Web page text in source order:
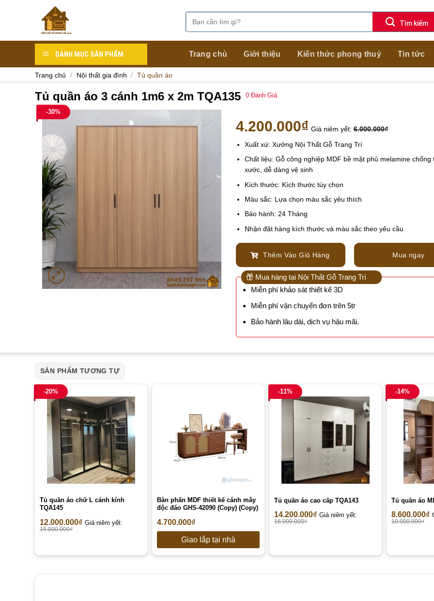
Tìm
kiếm:
DANH MỤC SẢN PHẨM Trang chủ Giới thiệu Kiến thức phong thuỷ Tin tức
Trang chủ / Nội thất gia đình / Tủ quần áo
Tủ quần áo 3 cánh 1m6 x 2m TQA135 0 Đánh Giá
-30%
4.200.000₫ Giá niêm yết: 6.000.000₫
Xuất xứ: Xưởng Nội Thất Gỗ Trang Trí
Chất liệu: Gỗ công nghiệp MDF bề mặt phủ melamine chống
xước, dễ dàng vệ sinh
Kích thước: Kích thước tùy chọn
Màu sắc: Lựa chọn màu sắc yêu thích
Bảo hành: 24 Tháng
Nhận đặt hàng kích thước và màu sắc theo yêu cầu
Thêm Vào Giỏ Hàng Mua ngay
Mua hàng tại Nội Thất Gỗ Trang Trí
Miễn phí khảo sát thiết kế 3D
Miễn phí vận chuyển đơn trên 5tr
Bảo hành lâu dài, dịch vụ hậu mãi.
SẢN PHẨM TƯƠNG TỰ
-20%
Tủ quần áo chữ L cánh kính
TQA145
12.000.000₫ Giá niêm yết:
15.000.000₫
Bàn phấn MDF thiết kế cánh mây
độc đáo GHS-42090 (Copy) (Copy)
4.700.000₫
Giao lắp tại nhà
-11%
Tủ quần áo cao cấp TQA143
14.200.000₫ Giá niêm yết:
16.000.000₫
-14%
Tủ quần áo
8.600.000₫
10.000.000₫